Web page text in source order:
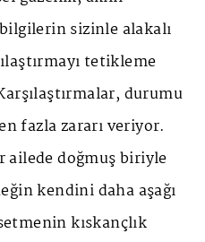
sizinle alakalı
tetikleme
durumu
fazla zararı veriyor.
ailede doğmuş biriyle
kendini daha aşağı
kıskançlık